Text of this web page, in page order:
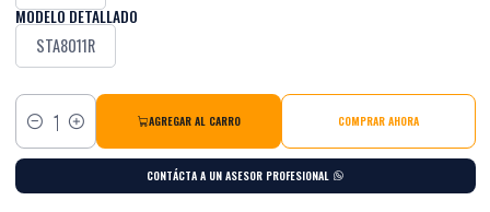
MODELO DETALLADO
STA8011R
Cantidad
AGREGAR AL CARRO COMPRAR AHORA
CONTÁCTA A UN ASESOR PROFESIONAL